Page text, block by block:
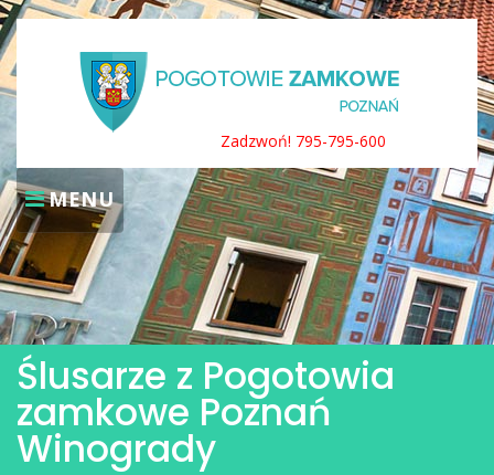
Skip
to
content
Zadzwoń! 795-795-600
MENU
Ślusarze z Pogotowia
zamkowe Poznań
Winogrady